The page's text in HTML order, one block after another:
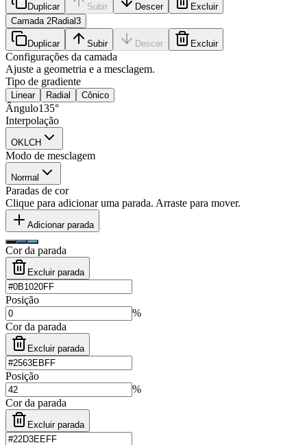
Duplicar Subir Descer
Excluir
Camada 2Radial 3
Duplicar Subir Descer Excluir
Configurações da camada
Ajuste a geometria e a mesclagem.
Tipo de gradiente
Linear Radial Cônico
Ângulo135°
Interpolação
OKLCH
Modo de mesclagem
Normal
Paradas de cor
Clique para adicionar uma parada. Arraste para mover.
Adicionar parada
Cor da parada
Excluir parada
Posição
%
Cor da parada
Excluir parada
Posição
%
Cor da parada
Excluir parada